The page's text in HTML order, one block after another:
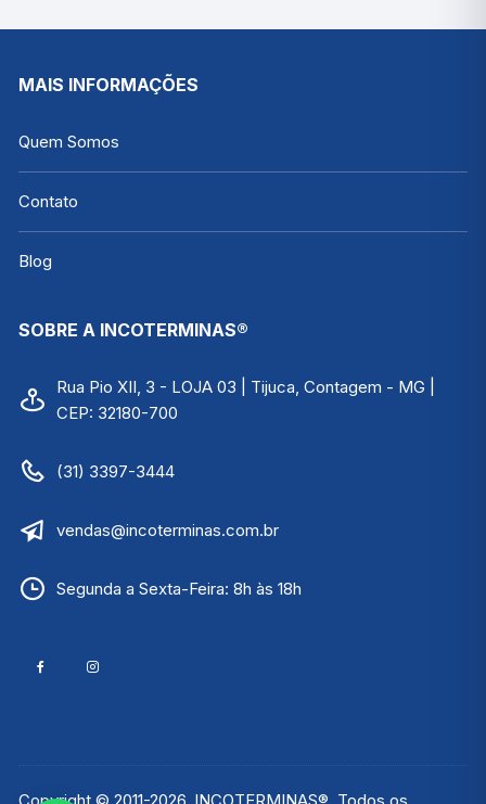
MAIS INFORMAÇÕES
Quem Somos
Contato
Blog
SOBRE A INCOTERMINAS®
Rua Pio XII, 3 - LOJA 03 | Tijuca, Contagem - MG |
CEP: 32180-700
(31) 3397-3444
vendas@incoterminas.com.br
Segunda a Sexta-Feira: 8h às 18h